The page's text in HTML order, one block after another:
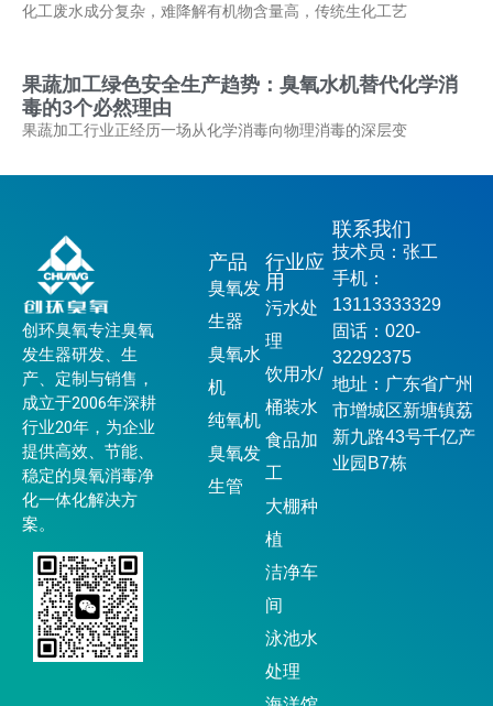
化工废水成分复杂，难降解有机物含量高，传统生化工艺
果蔬加工绿色安全生产趋势：臭氧水机替代化学消
毒的3个必然理由
果蔬加工行业正经历一场从化学消毒向物理消毒的深层变
创环臭氧专注臭氧
发生器研发、生
产、定制与销售，
成立于2006年深耕
行业20年，为企业
提供高效、节能、
稳定的臭氧消毒净
化一体化解决方
案。
产品
臭氧发
生器
臭氧水
机
纯氧机
臭氧发
生管
行业应
用
污水处
理
饮用水/
桶装水
食品加
工
大棚种
植
洁净车
间
泳池水
处理
联系我们
技术员：张工
手机：
13113333329
固话：020-
32292375
地址：广东省广州
市增城区新塘镇荔
新九路43号千亿产
业园B7栋